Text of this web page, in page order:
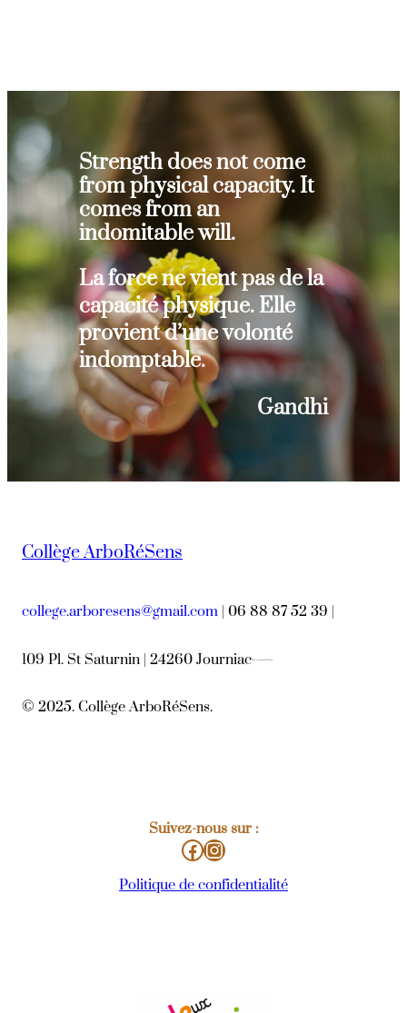
Strength does not come
from physical capacity. It
comes from an
indomitable will.
La force ne vient pas de la
capacité physique. Elle
provient d’une volonté
indomptable.
Gandhi
Collège ArboRéSens
college.arboresens@gmail.com | 06 88 87 52 39 |
109 Pl. St Saturnin | 24260 Journiac
© 2025. Collège ArboRéSens.
Suivez-nous sur :
Facebook https://www.instagram.com/college_arboresens/?igsh=cmZ4bGx1bGljMGc5
Politique de confidentialité